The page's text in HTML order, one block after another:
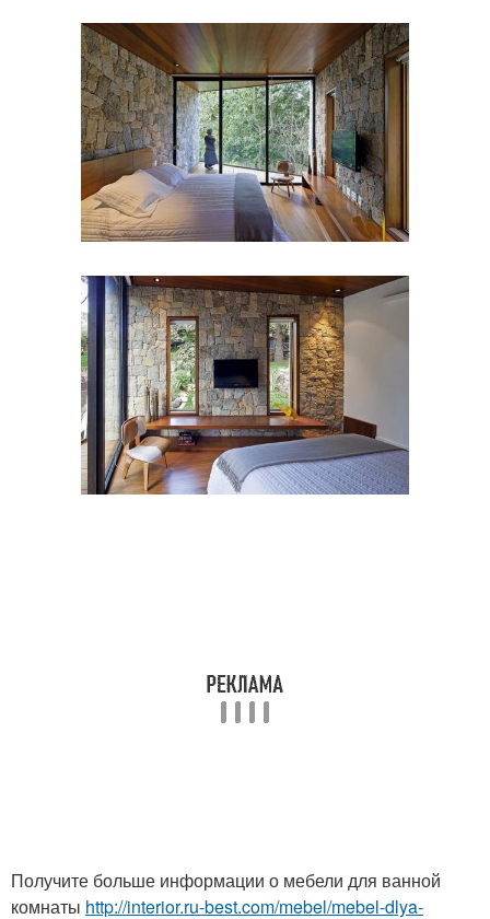
Получите больше информации о мебели для ванной
комнаты http://interior.ru-best.com/mebel/mebel-dlya-